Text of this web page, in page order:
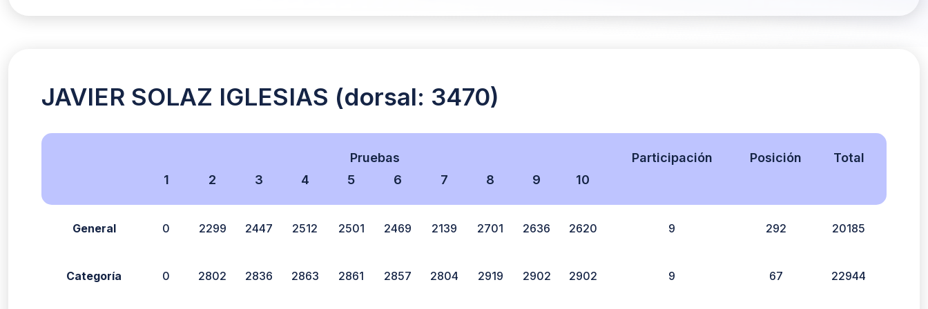
JAVIER SOLAZ IGLESIAS (dorsal: 3470)
Pruebas
1
2 3 4 5 6 7 8 9 10
Participación Posición Total
General 0 2299 2447 2512 2501 2469 2139 2701 2636 2620 9 292 20185
Categoría 0 2802 2836 2863 2861 2857 2804 2919 2902 2902 9 67 22944